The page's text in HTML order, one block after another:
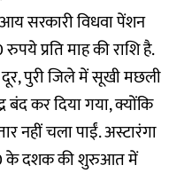
सरकारी विधवा पेंशन
प्रति माह की राशि है.
पुरी जिले में सूखी मछली
कर दिया गया, क्योंकि
नहीं चला पाईं. अस्टारंगा
के दशक की शुरुआत में